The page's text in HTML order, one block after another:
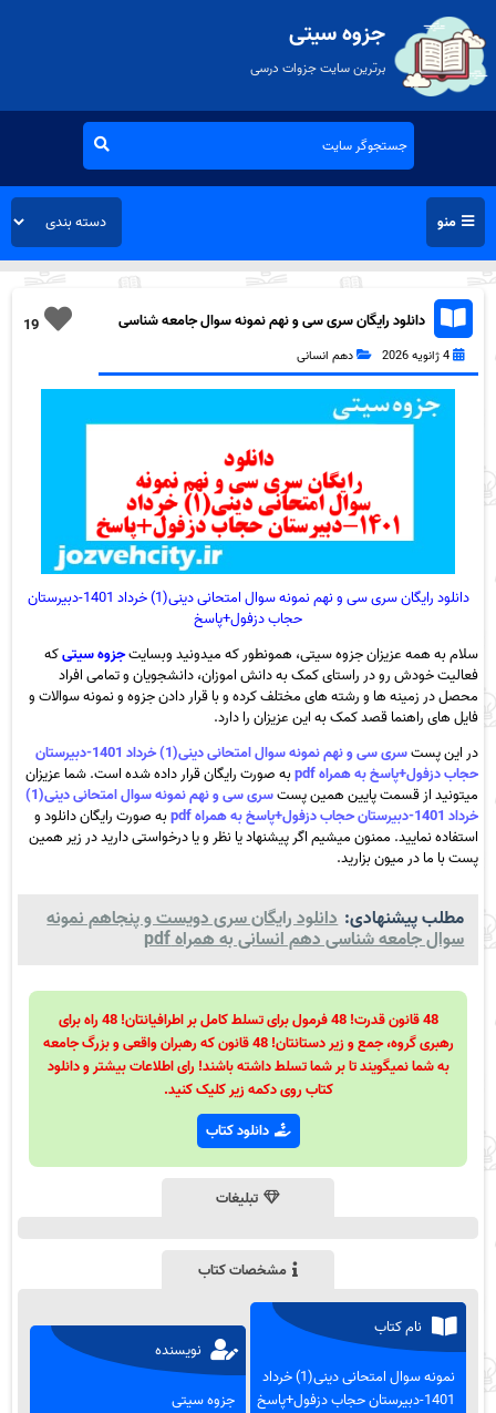
جزوه سیتی
برترین سایت جزوات درسی
منو
19
دانلود رایگان سری سی و نهم نمونه سوال جامعه شناسی
دهم انسانی به همراه pdf
4 ژانویه 2026 دهم انسانی
دانلود رایگان سری سی و نهم نمونه سوال امتحانی دینی(1) خرداد 1401-دبیرستان
حجاب دزفول+پاسخ
سلام به همه عزیزان جزوه سیتی، همونطور که میدونید وبسایتجزوه سیتیکه
فعالیت خودش رو در راستای کمک به دانش اموزان، دانشجویان و تمامی افراد
محصل در زمینه ها و رشته های مختلف کرده و با قرار دادن جزوه و نمونه سوالات و
فایل های راهنما قصد کمک به این عزیزان را دارد.
در این پست
سری سی و نهم نمونه سوال امتحانی دینی(1) خرداد 1401-دبیرستان
حجاب دزفول+پاسخ به همراه pdf
به صورت رایگان قرار داده شده است. شما عزیزان
میتونید از قسمت پایین همین پست
سری سی و نهم نمونه سوال امتحانی دینی(1)
خرداد 1401-دبیرستان حجاب دزفول+پاسخ به همراه pdf
به صورت رایگان دانلود و
استفاده نمایید. ممنون میشیم اگر پیشنهاد یا نظر و یا درخواستی دارید در زیر همین
پست با ما در میون بزارید.
مطلب پیشنهادی: دانلود رایگان سری دویست و پنجاهم نمونه
سوال جامعه شناسی دهم انسانی به همراه pdf
48 قانون قدرت! 48 فرمول برای تسلط کامل بر اطرافیانتان! 48 راه برای
رهبری گروه، جمع و زیر دستانتان! 48 قانون که رهبران واقعی و بزرگ جامعه
به شما نمیگویند تا بر شما تسلط داشته باشند! رای اطلاعات بیشتر و دانلود
کتاب روی دکمه زیر کلیک کنید.
دانلود کتاب
تبلیغات
مشخصات کتاب
نام کتاب
نمونه سوال امتحانی دینی(1) خرداد
1401-دبیرستان حجاب دزفول+پاسخ
نویسنده
جزوه سیتی